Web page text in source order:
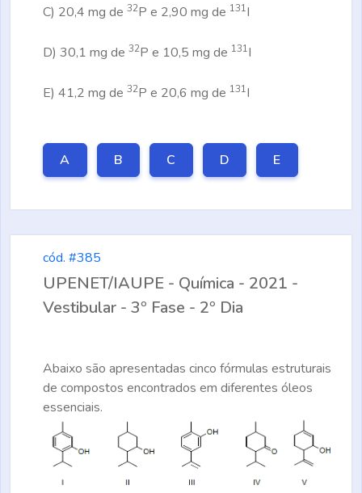
C) 20,4 mg de 32P e 2,90 mg de 131I
D) 30,1 mg de 32P e 10,5 mg de 131I
E) 41,2 mg de 32P e 20,6 mg de 131I
A B C D E
cód. #385
UPENET/IAUPE - Química - 2021 -
Vestibular - 3º Fase - 2º Dia
Abaixo são apresentadas cinco fórmulas estruturais
de compostos encontrados em diferentes óleos
essenciais.